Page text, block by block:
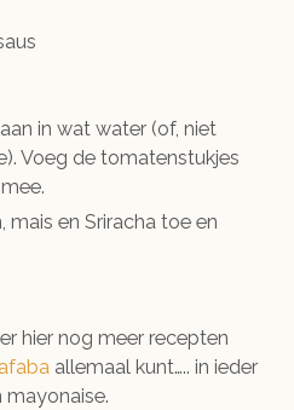
in wat water (of, niet
Voeg de tomatenstukjes
mais en Sriracha toe en
hier nog meer recepten
allemaal kunt….. in ieder
mayonaise.